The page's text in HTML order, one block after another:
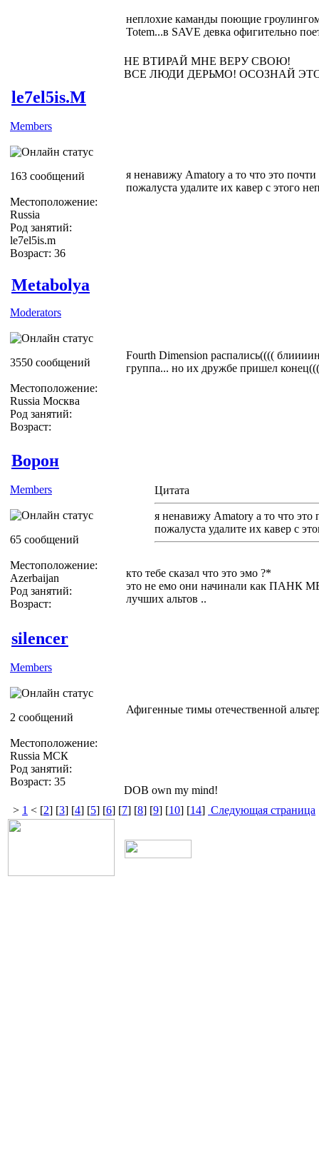
неплохие каманды поющие
Totem...в SAVE девка офигительно
НЕ ВТИРАЙ МНЕ ВЕРУ СВОЮ!
ВСЕ ЛЮДИ ДЕРЬМО! ОСОЗНАЙ
le7el5is.M
Members
163 сообщений
Местоположение:
Russia
Род занятий:
le7el5is.m
Возраст: 36
я ненавижу Amatory а то что это
пожалуста удалите их кавер с этого
Metabolya
Moderators
3550 сообщений
Местоположение:
Russia Москва
Род занятий:
Возраст:
Fourth Dimension распались((((
группа... но их дружбе пришел
Ворон
Members
65 сообщений
Местоположение:
Azerbaijan
Род занятий:
Возраст:
Цитата
я ненавижу Amatory а то что это
пожалуста удалите их кавер с
кто тебе сказал что это эмо ?*
это не емо они начинали как ПАНК
лучших альтов ..
silencer
Members
2 сообщений
Местоположение:
Russia МСК
Род занятий:
Возраст: 35
Афигенные тимы отечественной
DOB own my mind!
> 1 < [2] [3] [4] [5] [6] [7] [8] [9] [10] [14] Следующая страница